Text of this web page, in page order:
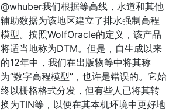
@whuber我们根据等高线，水道和其他
辅助数据为该地区建立了排水强制高程
模型。按照WolfOracle的定义，该产品
将适当地称为DTM。但是，自生成以来
的12年中，我们在出版物等中将其称
为“数字高程模型”，也许是错误的。它始
终以栅格格式分发，但有些人已将其转
换为TIN等，以便在其本机环境中更好地